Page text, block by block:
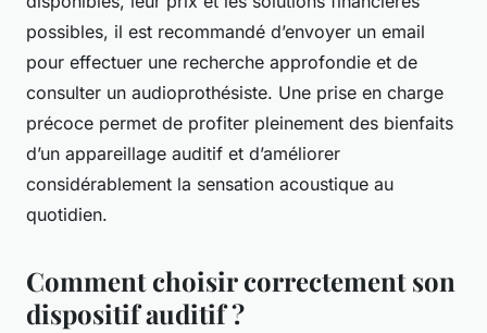
possibles, il est recommandé d’envoyer un email
pour effectuer une recherche approfondie et de
consulter un audioprothésiste. Une prise en charge
précoce permet de profiter pleinement des bienfaits
d’un appareillage auditif et d’améliorer
considérablement la sensation acoustique au
quotidien.
Comment choisir correctement son
dispositif auditif ?